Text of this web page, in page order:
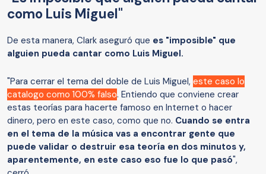
como Luis Miguel"
De esta manera, Clark aseguró que es "imposible" que
alguien pueda cantar como Luis Miguel.
"Para cerrar el tema del doble de Luis Miguel, este caso lo
catalogo como 100% falso. Entiendo que conviene crear
estas teorías para hacerte famoso en Internet o hacer
dinero, pero en este caso, como que no. Cuando se entra
en el tema de la música vas a encontrar gente que
puede validar o destruir esa teoría en dos minutos y,
aparentemente, en este caso eso fue lo que pasó",